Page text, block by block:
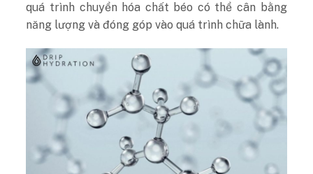
quá trình chuyển hóa chất béo có thể cân bằng
năng lượng và đóng góp vào quá trình chữa lành.